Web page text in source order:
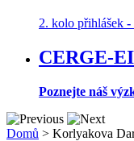
2. kolo přihlášek -
CERGE-
Poznejte náš
Domů > Korlyakova